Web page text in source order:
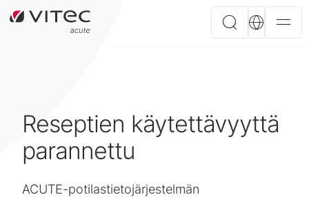
Reseptien käytettävyyttä
parannettu
ACUTE-potilastietojärjestelmän